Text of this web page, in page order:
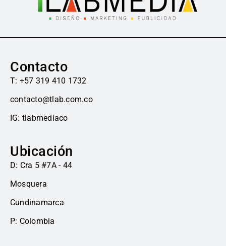
Contacto
T: +57 319 410 1732
contacto@tlab.com.co
IG: tlabmediaco
Ubicación
D: Cra 5 #7A - 44
Mosquera
Cundinamarca
P: Colombia